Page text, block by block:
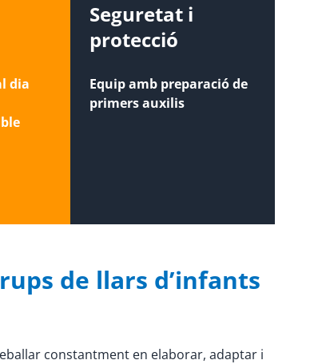
dia
Seguretat i
protecció
Equip amb preparació de
primers auxilis
de llars d’infants
constantment en elaborar, adaptar i